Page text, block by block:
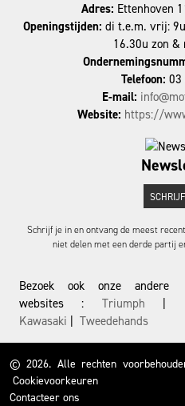
Adres: Ettenhoven
Openingstijden: di t.e.m. vrij:
16.30u zon &
Telefoon: 03
E-mail:
Website: https://
Schrijf je in en ontvang de meest
niet delen met een derde partij
Bezoek ook onze andere
websites : Triumph |
Kawasaki | Tweedehands
© 2026. Alle rechten
Cookievoorkeuren
Contacteer ons